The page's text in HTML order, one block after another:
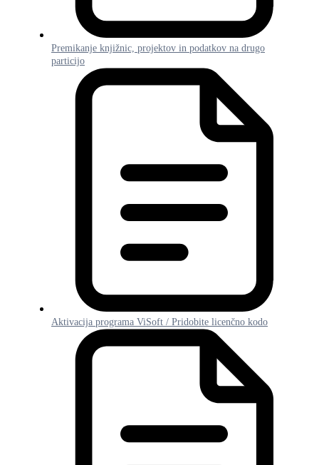
Premikanje knjižnic, projektov in podatkov na drugo
particijo
Aktivacija programa ViSoft / Pridobite licenčno kodo